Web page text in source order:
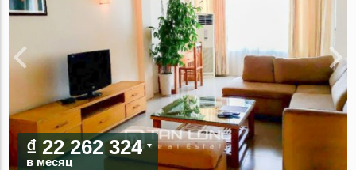
₫ 22 262 324
в месяц